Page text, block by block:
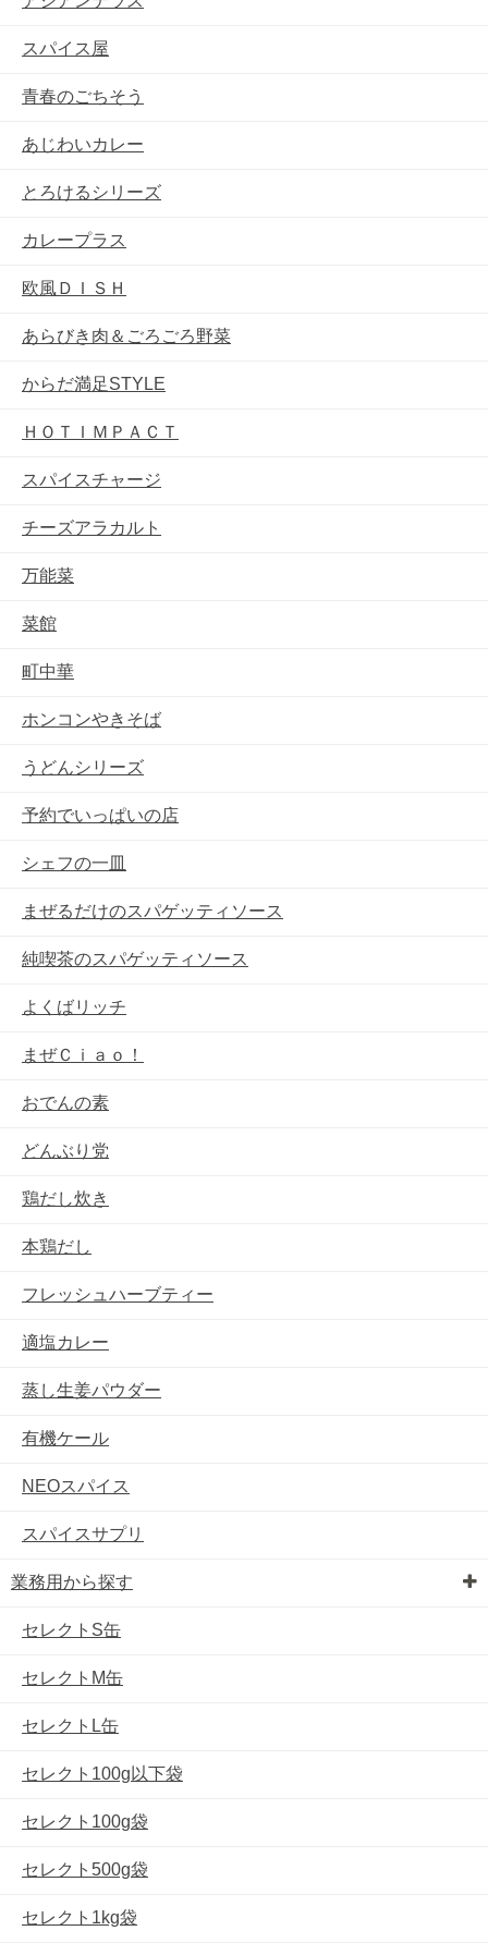
スパイス屋
青春のごちそう
あじわいカレー
とろけるシリーズ
カレープラス
欧風ＤＩＳＨ
あらびき肉＆ごろごろ野菜
からだ満足STYLE
ＨＯＴＩＭＰＡＣＴ
スパイスチャージ
チーズアラカルト
万能菜
菜館
町中華
ホンコンやきそば
うどんシリーズ
予約でいっぱいの店
シェフの一皿
まぜるだけのスパゲッティソース
純喫茶のスパゲッティソース
よくばリッチ
まぜＣｉａｏ！
おでんの素
どんぶり党
鶏だし炊き
本鶏だし
フレッシュハーブティー
適塩カレー
蒸し生姜パウダー
有機ケール
NEOスパイス
スパイスサプリ
業務用から探す
セレクトS缶
セレクトM缶
セレクトL缶
セレクト100g以下袋
セレクト100g袋
セレクト500g袋
セレクト1kg袋